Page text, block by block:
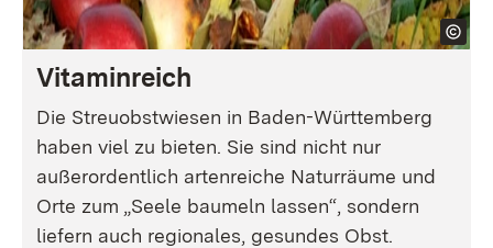
Vitaminreich
Die Streuobstwiesen in Baden-Württemberg
haben viel zu bieten. Sie sind nicht nur
außerordentlich artenreiche Naturräume und
Orte zum „Seele baumeln lassen“, sondern
liefern auch regionales, gesundes Obst.